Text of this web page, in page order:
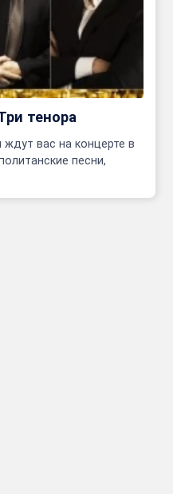
тенора
вас на концерте в
песни,